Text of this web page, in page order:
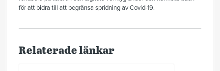
för att bidra till att begränsa spridning av Covid-19.
Relaterade länkar